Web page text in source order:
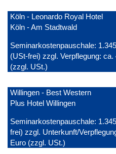
Köln - Leonardo Royal Hotel
Köln - Am Stadtwald
Seminarkostenpauschale:
(USt-frei) zzgl. Verpflegung: ca.
(zzgl. USt.)
Willingen - Best Western
Plus Hotel Willingen
Seminarkostenpauschale:
frei) zzgl. Unterkunft/
Euro (zzgl. USt.)